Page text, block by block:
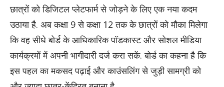
छात्रों को डिजिटल प्लेटफार्म से जोड़ने के लिए एक नया कदम
उठाया है. अब कक्षा 9 से कक्षा 12 तक के छात्रों को मौका मिलेगा
कि वह सीधे बोर्ड के आधिकारिक पॉडकास्ट और सोशल मीडिया
कार्यक्रमों में अपनी भागीदारी दर्ज करा सकें. बोर्ड का कहना है कि
इस पहल का मकसद पढ़ाई और काउंसलिंग से जुड़ी सामग्री को